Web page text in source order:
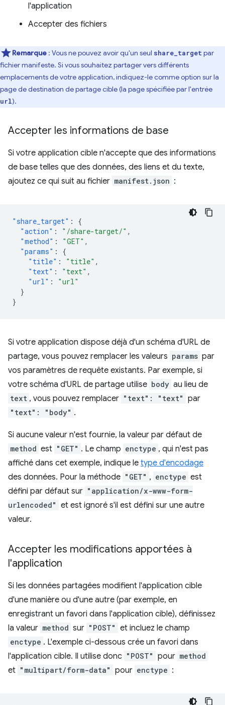
l'application
Accepter des fichiers
Remarque : Vous ne pouvez avoir qu'un seul share_targetpar
fichier manifeste. Si vous souhaitez partager vers différents
emplacements de votre application, indiquez-le comme option sur la
page de destination de partage cible (la page spécifiée par l'entrée
url).
Accepter les informations de base
Si votre application cible n'accepte que des informations
de base telles que des données, des liens et du texte,
ajoutez ce qui suit au fichier manifest.json :
"share_target" :
{
"action" : "/share-target/" ,
"method" : "GET" ,
"params" :
{
"title" : "title" ,
"text" : "text" ,
"url" :
"url"
}
}
Si votre application dispose déjà d'un schéma d'URL de
partage, vous pouvez remplacer les valeurs params par
vos paramètres de requête existants. Par exemple, si
votre schéma d'URL de partage utilise body au lieu de
text , vous pouvez remplacer "text": "text" par
"text": "body" .
Si aucune valeur n'est fournie, la valeur par défaut de
method est "GET" . Le champ enctype , qui n'est pas
affiché dans cet exemple, indique le type d'encodage
des données. Pour la méthode "GET" , enctype est
défini par défaut sur "application/x-www-form-
urlencoded" et est ignoré s'il est défini sur une autre
valeur.
Accepter les modifications apportées à
l'application
Si les données partagées modifient l'application cible
d'une manière ou d'une autre (par exemple, en
enregistrant un favori dans l'application cible), définissez
la valeur method sur "POST" et incluez le champ
enctype . L'exemple ci-dessous crée un favori dans
l'application cible. Il utilise donc "POST" pour method
et "multipart/form-data" pour enctype :